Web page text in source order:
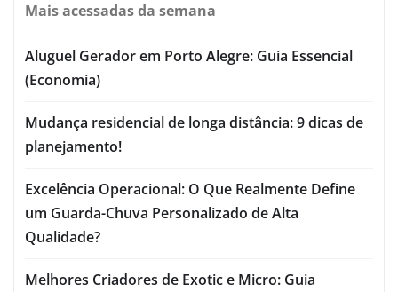
Mais acessadas da semana
Aluguel Gerador em Porto Alegre: Guia Essencial
(Economia)
Mudança residencial de longa distância: 9 dicas de
planejamento!
Excelência Operacional: O Que Realmente Define
um Guarda-Chuva Personalizado de Alta
Qualidade?
Melhores Criadores de Exotic e Micro: Guia